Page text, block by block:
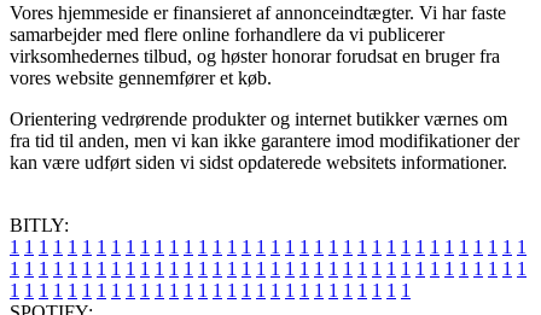
Vores hjemmeside er finansieret af annonceindtægter. Vi har faste
samarbejder med flere online forhandlere da vi publicerer
virksomhedernes tilbud, og høster honorar forudsat en bruger fra
vores website gennemfører et køb.
Orientering vedrørende produkter og internet butikker værnes om
fra tid til anden, men vi kan ikke garantere imod modifikationer der
kan være udført siden vi sidst opdaterede websitets informationer.
BITLY:
1 1 1 1 1 1 1 1 1 1 1 1 1 1 1 1 1 1 1 1 1 1 1 1 1 1 1 1 1 1 1 1 1 1 1 1
1 1 1 1 1 1 1 1 1 1 1 1 1 1 1 1 1 1 1 1 1 1 1 1 1 1 1 1 1 1 1 1 1 1 1 1
1 1 1 1 1 1 1 1 1 1 1 1 1 1 1 1 1 1 1 1 1 1 1 1 1 1 1 1